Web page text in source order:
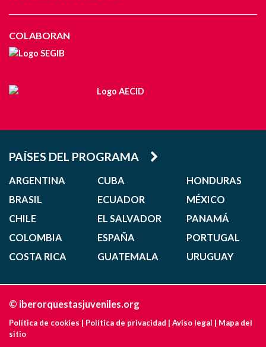
COLABORAN
PAÍSES DEL PROGRAMA
ARGENTINA
BRASIL
CHILE
COLOMBIA
COSTA RICA
CUBA
ECUADOR
EL SALVADOR
ESPAÑA
GUATEMALA
HONDURAS
MÉXICO
PANAMÁ
PORTUGAL
URUGUAY
© iberorquestasjuveniles.org
Política de cookies | Política de privacidad | Aviso legal | Mapa del
sitio